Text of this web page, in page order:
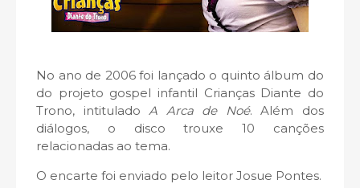
No ano de 2006 foi lançado o quinto álbum do
do projeto gospel infantil Crianças Diante do
Trono, intituladoA Arca de Noé. Além dos
diálogos, o disco trouxe 10 canções
relacionadas ao tema.
O encarte foi enviado pelo leitor Josue Pontes.